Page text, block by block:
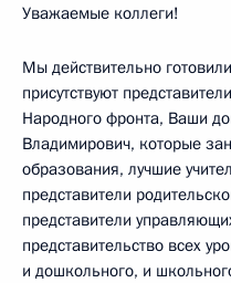
Уважаемые коллеги!
Мы действительно
присутствуют
Народного фронта, Ваши
Владимирович, которые
образования, лучшие
представители
представители
представительство всех
и дошкольного, и